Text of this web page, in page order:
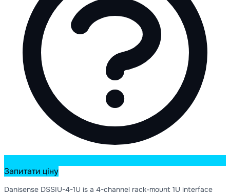
Запитати ціну
Danisense DSSIU-4-1U is a 4-channel rack-mount 1U interface